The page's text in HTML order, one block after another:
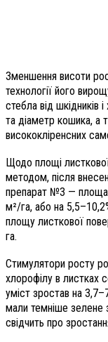
Зменшення висоти
технології його
стебла від шкідників
та діаметр кошика, а
висококліренсних
Щодо площі
методом, після
препарат №3 — площа
м²/га, або на
площу листкової
га.
Стимулятори росту
хлорофілу в листках
уміст зростав на
мали темніше зелене
свідчить про